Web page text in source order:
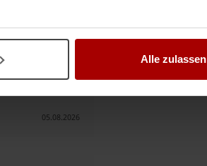
Alle zulassen
oder Fachkräfte
05.08.2026